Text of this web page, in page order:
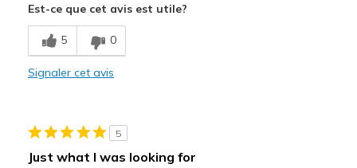
Breathe Well
Comfortable
Est-ce que cet avis est utile?
5 0
Signaler cet avis
5
Just what I was looking for